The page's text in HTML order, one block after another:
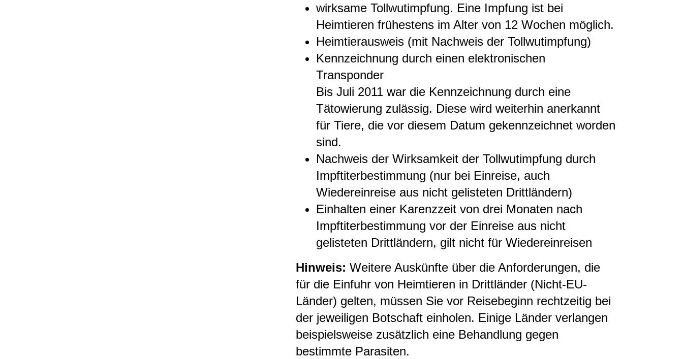
wirksame Tollwutimpfung. Eine Impfung ist bei
Heimtieren frühestens im Alter von 12 Wochen möglich.
Heimtierausweis (mit Nachweis der Tollwutimpfung)
Kennzeichnung durch einen elektronischen
Transponder
Bis Juli 2011 war die Kennzeichnung durch eine
Tätowierung zulässig. Diese wird weiterhin anerkannt
für Tiere, die vor diesem Datum gekennzeichnet worden
sind.
Nachweis der Wirksamkeit der Tollwutimpfung durch
Impftiterbestimmung (nur bei Einreise, auch
Wiedereinreise aus nicht gelisteten Drittländern)
Einhalten einer Karenzzeit von drei Monaten nach
Impftiterbestimmung vor der Einreise aus nicht
gelisteten Drittländern, gilt nicht für Wiedereinreisen
Hinweis: Weitere Auskünfte über die Anforderungen, die
für die Einfuhr von Heimtieren in Drittländer (Nicht-EU-
Länder) gelten, müssen Sie vor Reisebeginn rechtzeitig bei
der jeweiligen Botschaft einholen. Einige Länder verlangen
beispielsweise zusätzlich eine Behandlung gegen
bestimmte Parasiten.